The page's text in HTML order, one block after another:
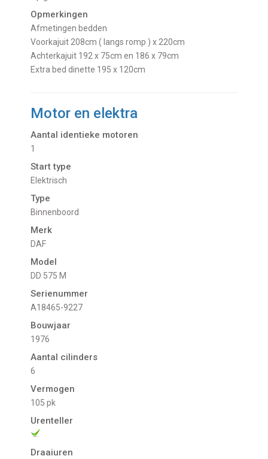
Opmerkingen
Afmetingen bedden
Voorkajuit 208cm ( langs romp ) x 220cm
Achterkajuit 192 x 75cm en 186 x 79cm
Extra bed dinette 195 x 120cm
Motor en elektra
Aantal identieke motoren
1
Start type
Elektrisch
Type
Binnenboord
Merk
DAF
Model
DD 575 M
Serienummer
A18465-9227
Bouwjaar
1976
Aantal cilinders
6
Vermogen
105 pk
Urenteller
Draaiuren